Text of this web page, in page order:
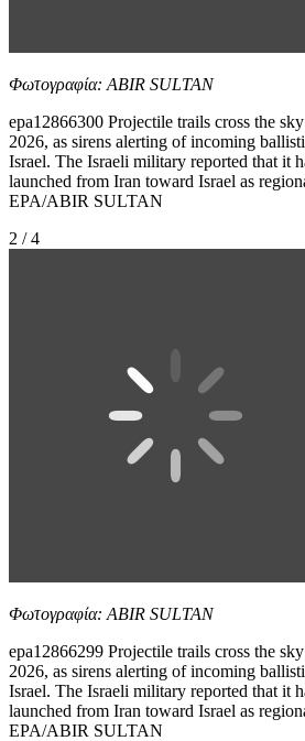
Φωτογραφία: ABIR SULTAN
epa12866300 Projectile trails cross the
2026, as sirens alerting of incoming
Israel. The Israeli military reported that it
launched from Iran toward Israel as
EPA/ABIR SULTAN
2 / 4
Φωτογραφία: ABIR SULTAN
epa12866299 Projectile trails cross the
2026, as sirens alerting of incoming
Israel. The Israeli military reported that it
launched from Iran toward Israel as
EPA/ABIR SULTAN